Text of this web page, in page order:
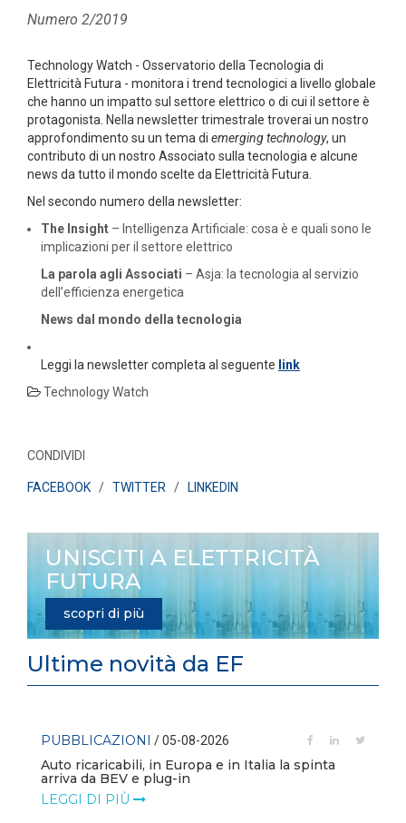
Numero 2/2019
TechnologyWatch - Osservatorio della Tecnologia di
Elettricità Futura - monitora i trend tecnologici a livello globale
che hanno un impatto sul settore elettrico o di cui il settore è
protagonista. Nella newsletter trimestrale troverai un nostro
approfondimento su un tema di emerging technology, un
contributo di un nostro Associato sulla tecnologia e alcune
news da tutto il mondo scelte da Elettricità Futura.
Nel secondo numero della newsletter:
The Insight – Intelligenza Artificiale: cosa è e quali sono le
implicazioni per il settore elettrico
La parola agli Associati – Asja: la tecnologia al servizio
dell’efficienza energetica
News dal mondo della tecnologia
Leggi la newsletter completa al seguente link
Technology Watch
CONDIVIDI
FACEBOOK / TWITTER / LINKEDIN
UNISCITI A ELETTRICITÀ
FUTURA
scopri di più
Ultime novità da EF
PUBBLICAZIONI/ 24-07-2026
L’efficienza energetica rafforza la competitività
delle imprese
LEGGI DI PIÙ